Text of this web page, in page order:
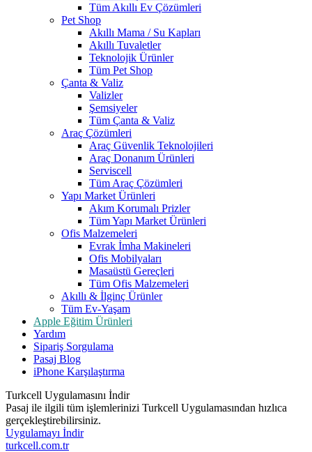
Tüm Akıllı Ev Çözümleri
Pet Shop
Akıllı Mama / Su Kapları
Akıllı Tuvaletler
Teknolojik Ürünler
Tüm Pet Shop
Çanta & Valiz
Valizler
Şemsiyeler
Tüm Çanta & Valiz
Araç Çözümleri
Araç Güvenlik Teknolojileri
Araç Donanım Ürünleri
Serviscell
Tüm Araç Çözümleri
Yapı Market Ürünleri
Akım Korumalı Prizler
Tüm Yapı Market Ürünleri
Ofis Malzemeleri
Evrak İmha Makineleri
Ofis Mobilyaları
Masaüstü Gereçleri
Tüm Ofis Malzemeleri
Akıllı & İlginç Ürünler
Tüm Ev-Yaşam
Apple Eğitim Ürünleri
Yardım
Sipariş Sorgulama
Pasaj Blog
iPhone Karşılaştırma
Turkcell Uygulamasını İndir
Pasaj ile ilgili tüm işlemlerinizi Turkcell Uygulamasından hızlıca
gerçekleştirebilirsiniz.
Uygulamayı İndir
turkcell.com.tr